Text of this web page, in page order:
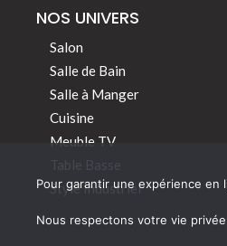
NOS UNIVERS
Salon
Salle de Bain
Salle à Manger
Cuisine
Meuble TV
Style Industriel
Pour garantir une expérience
Nous respectons votre vie